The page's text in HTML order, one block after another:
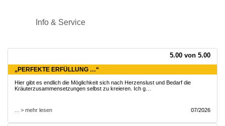
Info & Service
5.00 von 5.00
„PERFEKTE ERFÜLLUNG …“
Hier gibt es endlich die Möglichkeit sich nach Herzenslust und Bedarf die
Kräuterzusammensetzungen selbst zu kreieren. Ich g…
... > mehr lesen 07/2026